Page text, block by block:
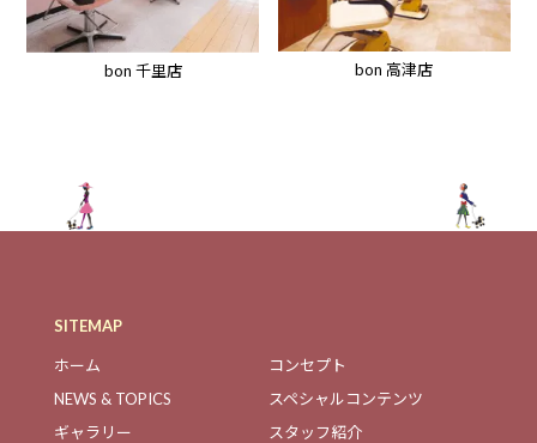
bon 千里店 bon 高津店
SITEMAP
ホーム
コンセプト
NEWS & TOPICS
スペシャルコンテンツ
ギャラリー
スタッフ紹介